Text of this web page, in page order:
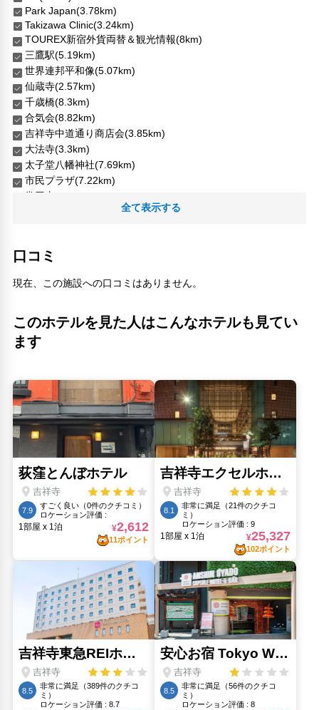
Park Japan(3.78km)
Takizawa Clinic(3.24km)
TOUREX新宿外貨両替＆観光情報(8km)
三鷹駅(5.19km)
世界連邦平和像(5.07km)
仙蔵寺(2.57km)
千歳橋(8.3km)
合気会(8.82km)
吉祥寺中道通り商店会(3.85km)
大法寺(3.3km)
太子堂八幡神社(7.69km)
市民プラザ(7.22km)
常円寺(7.18km)
新宿下落合氷川神社(7.4km)
林芙美子記念館(6.07km)
西荻窪駅(1.71km)
人気スポット
全て表示する
口コミ
現在、この施設への口コミはありません。
このホテルを見た人はこんなホテルも見てい
ます